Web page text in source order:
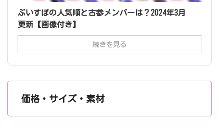
ぶいすぽの人気順と古参メンバーは？2024年3月
更新【画像付き】
続きを見る
価格・サイズ・素材